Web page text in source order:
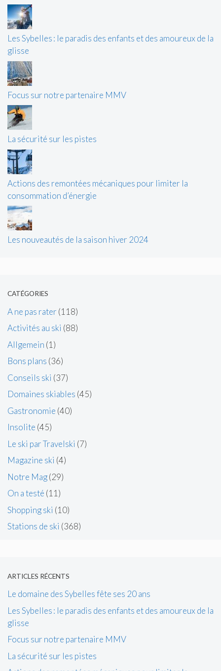
Les Sybelles : le paradis des enfants et des amoureux de la
glisse
Focus sur notre partenaire MMV
La sécurité sur les pistes
Actions des remontées mécaniques pour limiter la
consommation d’énergie
Les nouveautés de la saison hiver 2024
CATÉGORIES
A ne pas rater (118)
Activités au ski (88)
Allgemein (1)
Bons plans (36)
Conseils ski (37)
Domaines skiables (45)
Gastronomie (40)
Insolite (45)
Le ski par Travelski (7)
Magazine ski (4)
Notre Mag(29)
On a testé (11)
Shopping ski (10)
Stations de ski (368)
ARTICLES RÉCENTS
Le domaine des Sybelles fête ses 20 ans
Les Sybelles : le paradis des enfants et des amoureux de la
glisse
Focus sur notre partenaire MMV
La sécurité sur les pistes